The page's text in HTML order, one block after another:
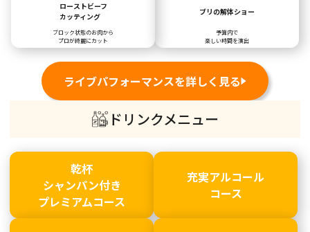
ローストビーフ
カッティング
ブロック状態のお肉から
プロが綺麗にカット
ブリの解体ショー
予算内で
楽しい時間を演出
ライブパフォーマンスを詳しく見る
ドリンクメニュー
乾杯
シャンパン付き
プレミアムコース
充実アルコール
コース